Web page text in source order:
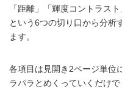
「距離」「輝度コントラス
という6つの切り口から分析
ます。
各項目は見開き2ページ単位
ラパラとめくっていくだけ